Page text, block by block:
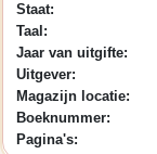
Staat:
Taal:
Jaar van uitgifte:
Uitgever:
Magazijn locatie:
Boeknummer:
Pagina's: